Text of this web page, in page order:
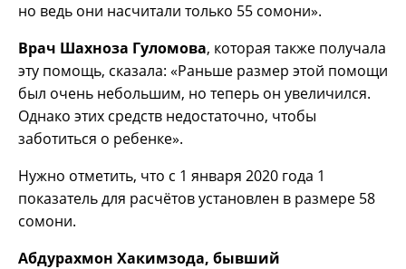
но ведь они насчитали только 55 сомони».
Врач Шахноза Гуломова, которая также получала
эту помощь, сказала: «Раньше размер этой помощи
был очень небольшим, но теперь он увеличился.
Однако этих средств недостаточно, чтобы
заботиться о ребенке».
Нужно отметить, что с 1 января 2020 года 1
показатель для расчётов установлен в размере 58
сомони.
Абдурахмон Хакимзода, бывший